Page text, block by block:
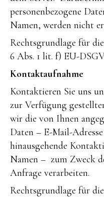
personenbezogene
Namen, werden nicht
Rechtsgrundlage für
6 Abs. 1 lit. f) EU-
Kontaktaufnahme
Kontaktieren Sie uns
zur Verfügung
wir die von Ihnen
Daten – E-Mail-
hinausgehende
Namen – zum Zweck
Anfrage verarbeiten.
Rechtsgrundlage für